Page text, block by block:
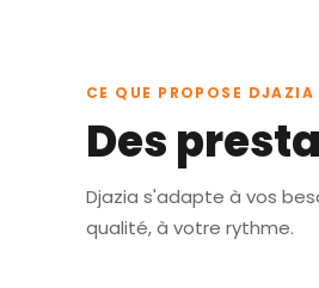
CE QUE PROPOSE DJAZIA
Des
Djazia s'adapte à vos
qualité, à votre rythme.